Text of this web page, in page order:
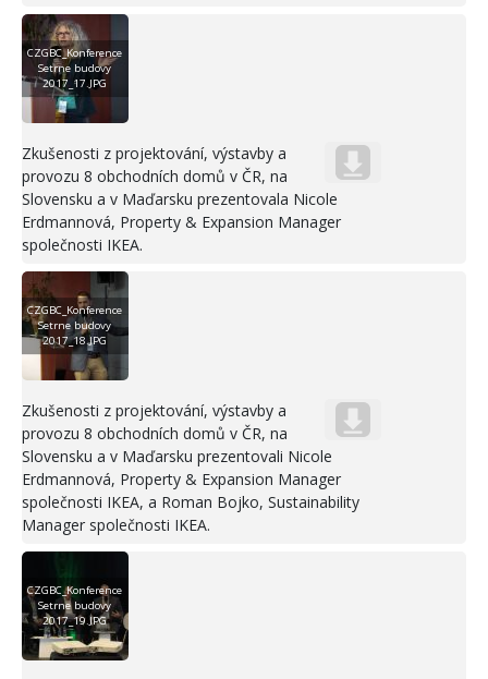
CZGBC_Konference
Setrne budovy
2017_17.JPG
Zkušenosti z projektování, výstavby a
provozu 8 obchodních domů v ČR, na
Slovensku a v Maďarsku prezentovala Nicole
Erdmannová, Property & Expansion Manager
společnosti IKEA.
CZGBC_Konference
Setrne budovy
2017_18.JPG
Zkušenosti z projektování, výstavby a
provozu 8 obchodních domů v ČR, na
Slovensku a v Maďarsku prezentovali Nicole
Erdmannová, Property & Expansion Manager
společnosti IKEA, a Roman Bojko, Sustainability
Manager společnosti IKEA.
CZGBC_Konference
Setrne budovy
2017_19.JPG